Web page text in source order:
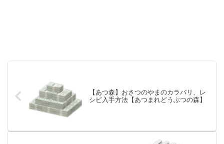
【あつ森】おさつのやまのカラバリ、レ
シピ入手方法【あつまれどうぶつの森】